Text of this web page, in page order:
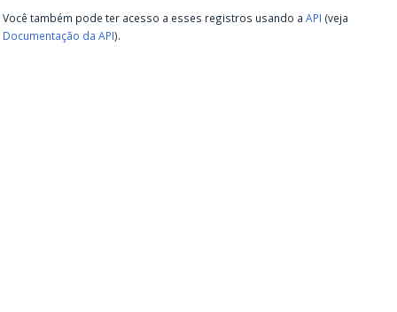
Você também pode ter acesso a esses registros usando a API (veja
Documentação da API).